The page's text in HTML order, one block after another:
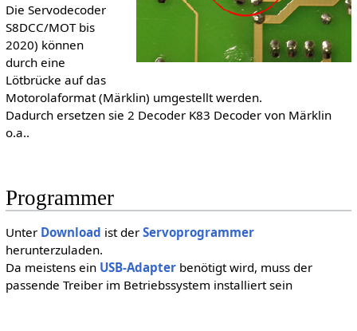
Die Servodecoder
S8DCC/MOT bis
2020) können
durch eine
Lötbrücke auf das
Motorolaformat (Märklin) umgestellt werden.
Dadurch ersetzen sie 2 Decoder K83 Decoder von Märklin
o.a..
Programmer
Unter Download ist der Servoprogrammer
herunterzuladen.
Da meistens ein USB-Adapterbenötigt wird, muss der
passende Treiber im Betriebssystem installiert sein